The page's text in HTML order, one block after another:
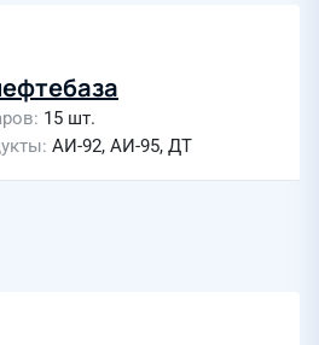
15 шт.
АИ-92, АИ-95, ДТ